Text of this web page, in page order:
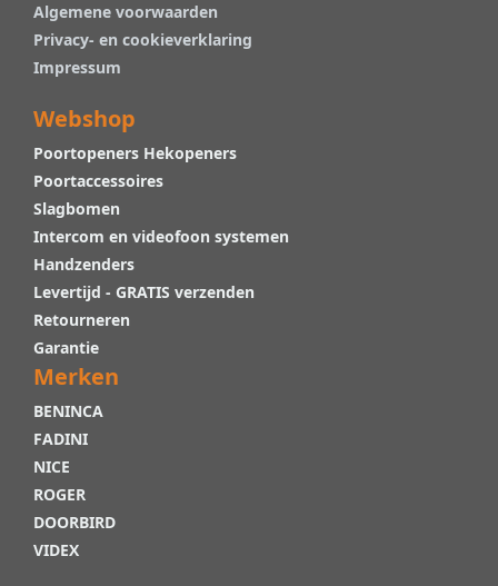
Algemene voorwaarden
Privacy- en cookieverklaring
Impressum
Webshop
Poortopeners Hekopeners
Poortaccessoires
Slagbomen
Intercom en videofoon systemen
Handzenders
Levertijd - GRATIS verzenden
Retourneren
Garantie
Merken
BENINCA
FADINI
NICE
ROGER
DOORBIRD
VIDEX